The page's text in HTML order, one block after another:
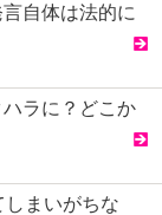
自体は法的に
ラに？どこか
まいがちな